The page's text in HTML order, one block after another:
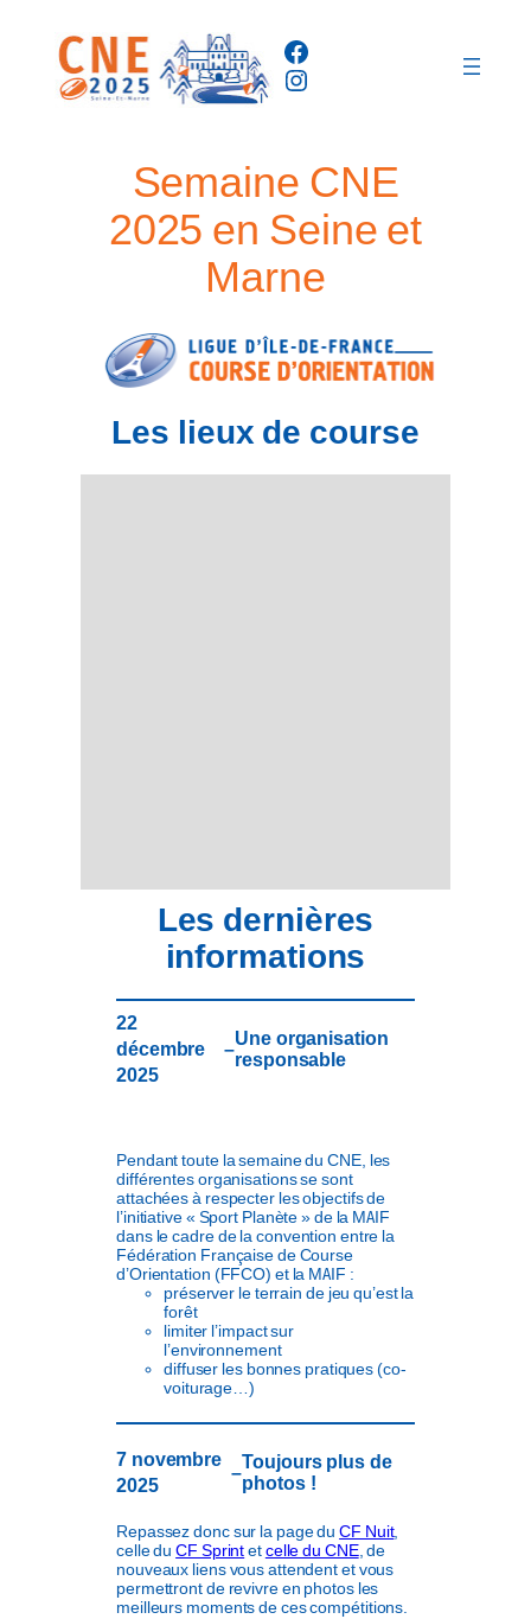
Facebook
Instagram
Semaine CNE
2025 en Seine et
Marne
Les lieux de course
Les dernières
informations
22
décembre
2025
–Une organisation
responsable
Pendant toute la semaine du CNE, les
différentes organisations se sont
attachées à respecter les objectifs de
l’initiative « Sport Planète » de la MAIF
dans le cadre de la convention entre la
Fédération Française de Course
d’Orientation (FFCO) et la MAIF :
préserver le terrain de jeu qu’est la
forêt
limiter l’impact sur
l’environnement
diffuser les bonnes pratiques (co-
voiturage…)
7 novembre
2025
–Toujours plus de
photos !
Repassez donc sur la page duCF Nuit,
celle duCF Sprintetcelle du CNE, de
nouveaux liens vous attendent et vous
permettront de revivre en photos les
meilleurs moments de ces compétitions.